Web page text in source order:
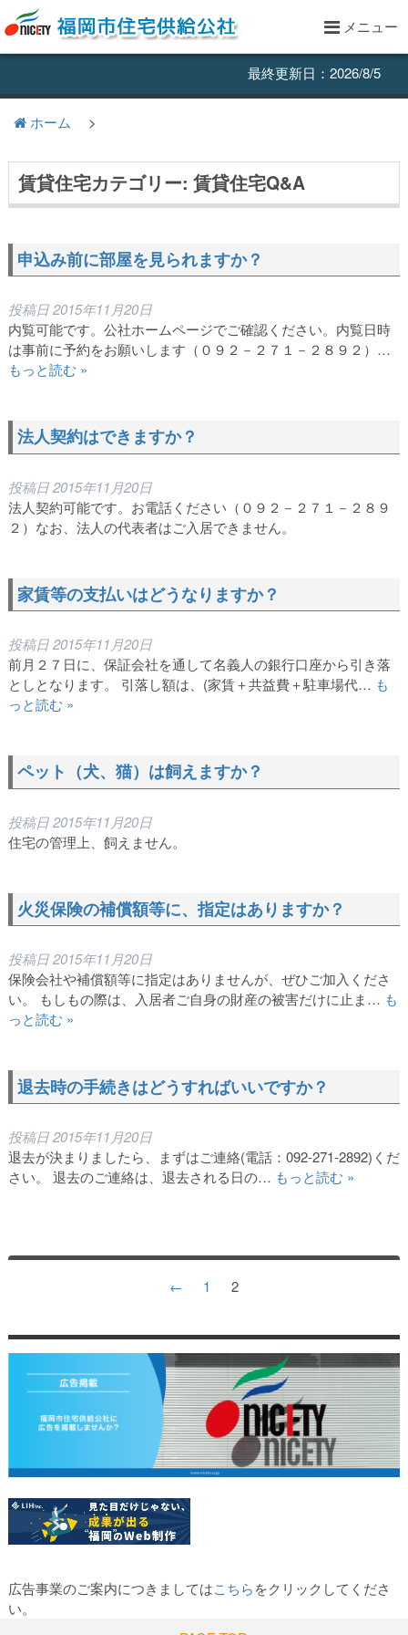
メニュー
最終更新日：2026/8/5
ホーム >
賃貸住宅カテゴリー: 賃貸住宅Q&A
申込み前に部屋を見られますか？
投稿日2015年11月20日
内覧可能です。公社ホームページでご確認ください。内覧日時
は事前に予約をお願いします（０９２－２７１－２８９２）…
もっと読む »
法人契約はできますか？
投稿日2015年11月20日
法人契約可能です。お電話ください（０９２－２７１－２８９
２）なお、法人の代表者はご入居できません。
家賃等の支払いはどうなりますか？
投稿日2015年11月20日
前月２７日に、保証会社を通して名義人の銀行口座から引き落
としとなります。 引落し額は、(家賃＋共益費＋駐車場代… も
っと読む »
ペット（犬、猫）は飼えますか？
投稿日2015年11月20日
住宅の管理上、飼えません。
火災保険の補償額等に、指定はありますか？
投稿日2015年11月20日
保険会社や補償額等に指定はありませんが、ぜひご加入くださ
い。 もしもの際は、入居者ご自身の財産の被害だけに止ま… も
っと読む »
退去時の手続きはどうすればいいですか？
投稿日2015年11月20日
退去が決まりましたら、まずはご連絡(電話：092-271-2892)くだ
さい。 退去のご連絡は、退去される日の… もっと読む »
← 1 2
広告事業のご案内につきましてはこちらをクリックしてくださ
い。